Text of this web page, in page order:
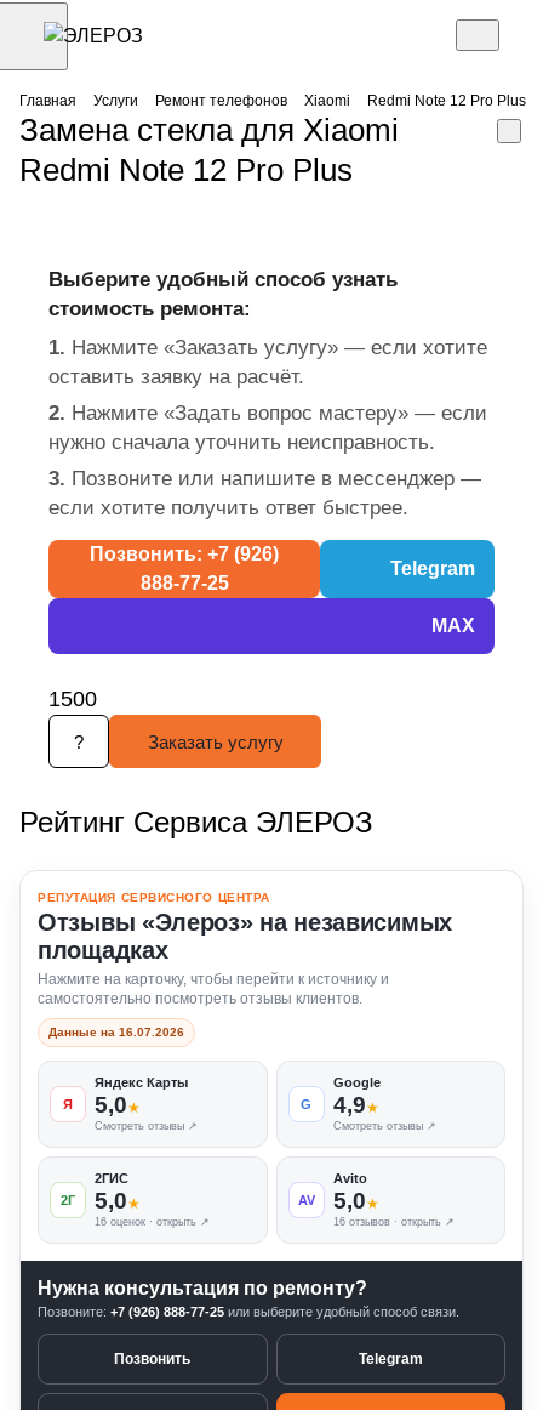
Главная Услуги Ремонт телефонов Xiaomi Redmi Note 12 Pro Plus
Замена стекла для Xiaomi
Redmi Note 12 Pro Plus
Выберите удобный способ узнать
стоимость ремонта:
1. Нажмите «Заказать услугу» — если хотите
оставить заявку на расчёт.
2. Нажмите «Задать вопрос мастеру» — если
нужно сначала уточнить неисправность.
3. Позвоните или напишите в мессенджер —
если хотите получить ответ быстрее.
Позвонить: +7 (926)
888-77-25
Telegram
MAX
1500
? Заказать услугу
Рейтинг Сервиса ЭЛЕРОЗ
РЕПУТАЦИЯ СЕРВИСНОГО ЦЕНТРА
Отзывы «Элероз» на независимых
площадках
Нажмите на карточку, чтобы перейти к источнику и
самостоятельно посмотреть отзывы клиентов.
Данные на 16.07.2026
Я
Яндекс Карты
5,0★
Смотреть отзывы ↗
G
Google
4,9★
Смотреть отзывы ↗
2Г
2ГИС
5,0★
16 оценок · открыть ↗
AV
Avito
5,0★
16 отзывов · открыть ↗
Нужна консультация по ремонту?
Позвоните: +7 (926) 888-77-25 или выберите удобный способ связи.
Позвонить Telegram